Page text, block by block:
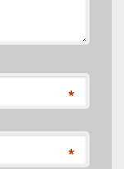
*
*